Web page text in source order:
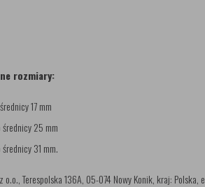
rozmiary:
17 mm
średnicy 25 mm
31 mm.
z o.o., Terespolska 136A, 05-074 Nowy Konik, kraj: